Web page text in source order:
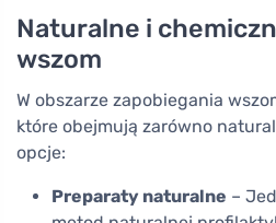
Naturalne i
wszom
W obszarze zapobiegania
które obejmują zarówno
opcje:
Preparaty naturalne –